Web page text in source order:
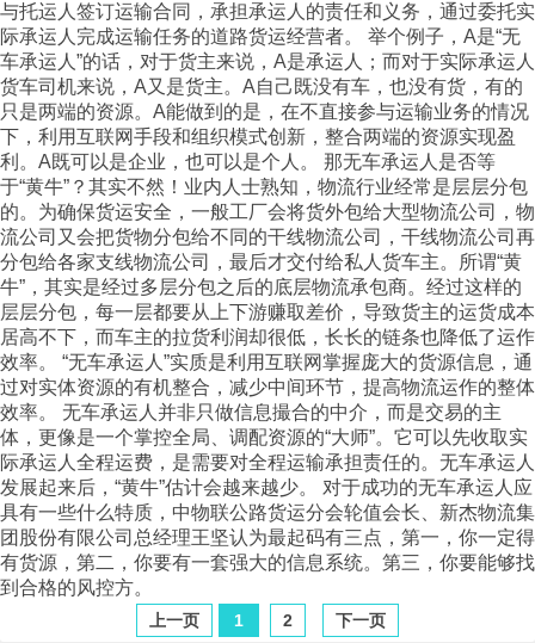
与托运人签订运输合同，承担承运人的责任和义务，通过委托实
际承运人完成运输任务的道路货运经营者。 举个例子，A是“无
车承运人”的话，对于货主来说，A是承运人；而对于实际承运人
货车司机来说，A又是货主。A自己既没有车，也没有货，有的
只是两端的资源。A能做到的是，在不直接参与运输业务的情况
下，利用互联网手段和组织模式创新，整合两端的资源实现盈
利。A既可以是企业，也可以是个人。 那无车承运人是否等
于“黄牛”？其实不然！业内人士熟知，物流行业经常是层层分包
的。为确保货运安全，一般工厂会将货外包给大型物流公司，物
流公司又会把货物分包给不同的干线物流公司，干线物流公司再
分包给各家支线物流公司，最后才交付给私人货车主。所谓“黄
牛”，其实是经过多层分包之后的底层物流承包商。经过这样的
层层分包，每一层都要从上下游赚取差价，导致货主的运货成本
居高不下，而车主的拉货利润却很低，长长的链条也降低了运作
效率。 “无车承运人”实质是利用互联网掌握庞大的货源信息，通
过对实体资源的有机整合，减少中间环节，提高物流运作的整体
效率。 无车承运人并非只做信息撮合的中介，而是交易的主
体，更像是一个掌控全局、调配资源的“大师”。它可以先收取实
际承运人全程运费，是需要对全程运输承担责任的。无车承运人
发展起来后，“黄牛”估计会越来越少。 对于成功的无车承运人应
具有一些什么特质，中物联公路货运分会轮值会长、新杰物流集
团股份有限公司总经理王坚认为最起码有三点，第一，你一定得
有货源，第二，你要有一套强大的信息系统。第三，你要能够找
到合格的风控方。
上一页 1 2 下一页